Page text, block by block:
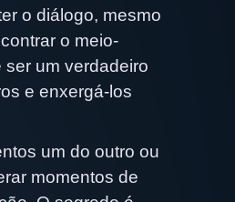
o diálogo, mesmo
o meio-
um verdadeiro
e enxergá-los
um do outro ou
momentos de